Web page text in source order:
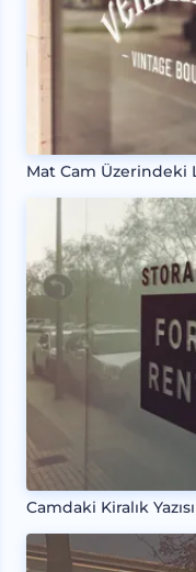
Mat Cam Üzerindeki
Camdaki Kiralık Yazısı